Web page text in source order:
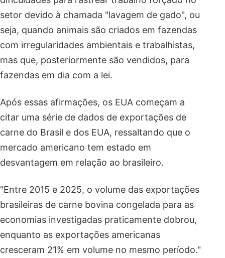
setor devido à chamada "lavagem de gado", ou
seja, quando animais são criados em fazendas
com irregularidades ambientais e trabalhistas,
mas que, posteriormente são vendidos, para
fazendas em dia com a lei.
Após essas afirmações, os EUA começam a
citar uma série de dados de exportações de
carne do Brasil e dos EUA, ressaltando que o
mercado americano tem estado em
desvantagem em relação ao brasileiro.
"Entre 2015 e 2025, o volume das exportações
brasileiras de carne bovina congelada para as
economias investigadas praticamente dobrou,
enquanto as exportações americanas
cresceram 21% em volume no mesmo período."